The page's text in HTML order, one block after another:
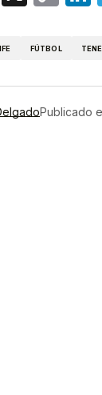
FÚTBOL
Publicado